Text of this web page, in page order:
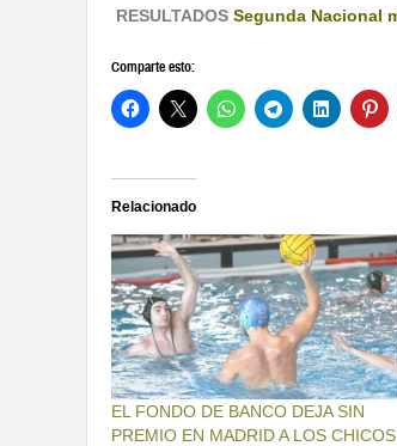
RESULTADOS Segunda Nacional
Comparte esto:
Relacionado
EL FONDO DE BANCO DEJA SIN
PREMIO EN MADRID A LOS CHICOS